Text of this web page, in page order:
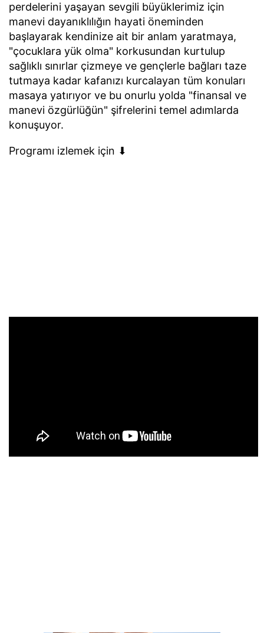
perdelerini yaşayan sevgili büyüklerimiz için
manevi dayanıklılığın hayati öneminden
başlayarak kendinize ait bir anlam yaratmaya,
"çocuklara yük olma" korkusundan kurtulup
sağlıklı sınırlar çizmeye ve gençlerle bağları taze
tutmaya kadar kafanızı kurcalayan tüm konuları
masaya yatırıyor ve bu onurlu yolda "finansal ve
manevi özgürlüğün" şifrelerini temel adımlarda
konuşuyor.
Programı izlemek için ⬇︎